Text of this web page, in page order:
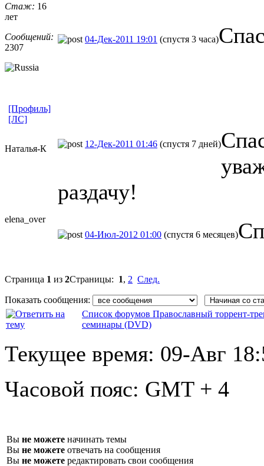
Стаж: 16
лет
Сообщений:
2307
04-Дек-2011 19:01 (спустя 3 часа)
[Профиль]
[ЛС]
Наталья-К 12-Дек-2011 01:46 (спустя 7 дней)
раздачу!
elena_over
04-Июл-2012 01:00 (спустя 6 месяцев)
Страница 1 из 2Страницы: 1, 2 След.
Показать сообщения:
Список форумов Православный торрент-
семинары (DVD)
Текущее время: 09-Авг
Часовой пояс: GMT + 4
Вы не можете начинать темы
Вы не можете отвечать на сообщения
Вы не можете редактировать свои сообщения